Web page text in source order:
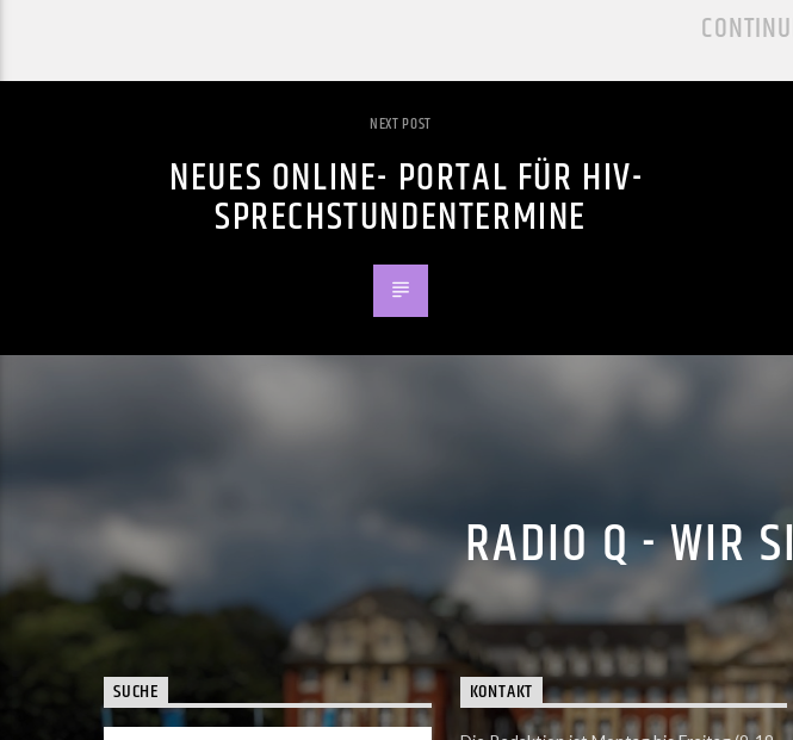
NEXT POST
NEUES ONLINE- PORTAL FÜR HIV-
SPRECHSTUNDENTERMINE
RADIO Q - WIR
SUCHE KONTAKT